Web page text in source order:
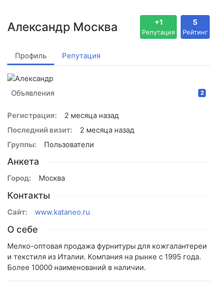
Александр Москва +1
Репутация
5
Рейтинг
Профиль Репутация
Объявления 2
Регистрация:
2 месяца назад
Последний визит:
2 месяца назад
Группы:
Пользователи
Анкета
Город: Москва
Контакты
Сайт: www.kataneo.ru
О себе
Мелко-оптовая продажа фурнитуры для кожгалантереи
и текстиля из Италии. Компания на рынке с 1995 года.
Более 10000 наименований в наличии.